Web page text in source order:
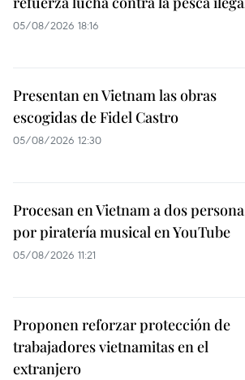
05/08/2026 18:16
Presentan en Vietnam las obras
escogidas de Fidel Castro
05/08/2026 12:30
Procesan en Vietnam a dos
por piratería musical en YouTube
05/08/2026 11:21
Proponen reforzar protección de
trabajadores vietnamitas en el
extranjero